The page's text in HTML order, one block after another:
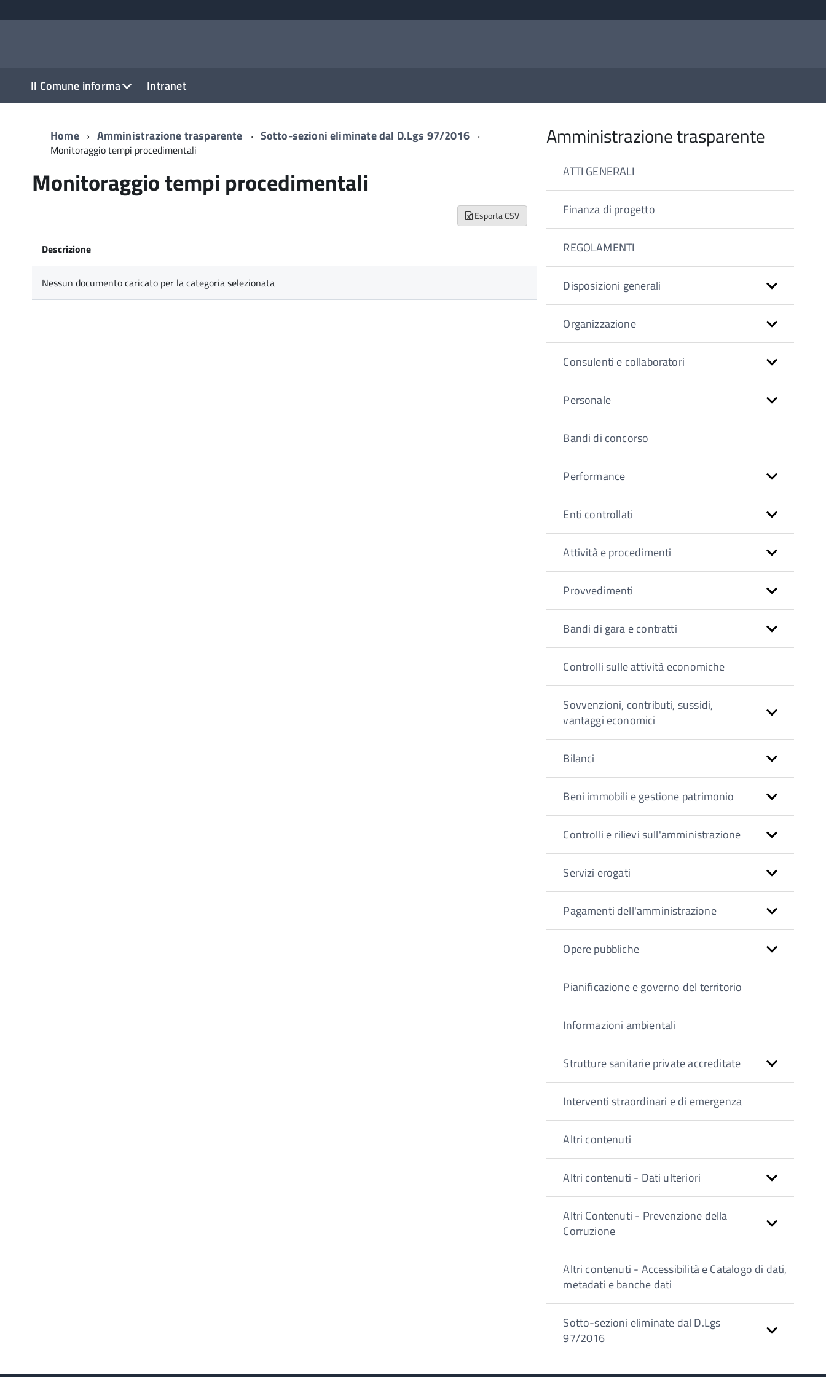
Il Comune informa Intranet
Home Amministrazione trasparente Sotto-sezioni eliminate dal D.Lgs 97/2016
Monitoraggio tempi procedimentali
Monitoraggio tempi procedimentali
Esporta CSV
Descrizione
Nessun documento caricato per la categoria selezionata
Amministrazione trasparente
ATTI GENERALI
Finanza di progetto
REGOLAMENTI
Disposizioni generali
Organizzazione
Consulenti e collaboratori
Personale
Bandi di concorso
Performance
Enti controllati
Attività e procedimenti
Provvedimenti
Bandi di gara e contratti
Controlli sulle attività economiche
Sovvenzioni, contributi, sussidi,
vantaggi economici
Bilanci
Beni immobili e gestione patrimonio
Controlli e rilievi sull'amministrazione
Servizi erogati
Pagamenti dell'amministrazione
Opere pubbliche
Pianificazione e governo del territorio
Informazioni ambientali
Strutture sanitarie private accreditate
Interventi straordinari e di emergenza
Altri contenuti
Altri contenuti - Dati ulteriori
Altri Contenuti - Prevenzione della
Corruzione
Altri contenuti - Accessibilità e Catalogo di dati,
metadati e banche dati
Sotto-sezioni eliminate dal D.Lgs
97/2016